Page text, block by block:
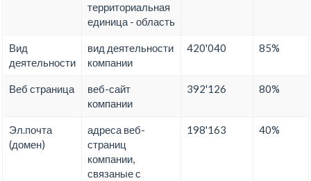
территориальная
единица - область
Вид
деятельности
вид деятельности
компании
420'040 85%
Веб страница
веб-сайт
компании
392'126 80%
Эл.почта
(домен)
адреса веб-
страниц
компании,
связаные с
198'163 40%